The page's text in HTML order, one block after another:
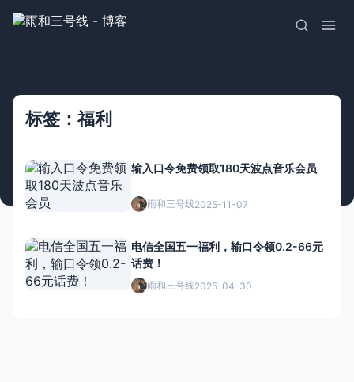
标签：福利
输入口令免费领取180天波点音乐会员
雨和三号线2025-11-07
电信全国五一福利，输口令领0.2-66元
话费！
雨和三号线2025-04-30